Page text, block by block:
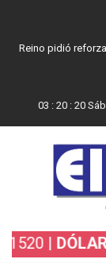
Vecinos,
de
03 : 20 : 21
DÓLAR BLUE: